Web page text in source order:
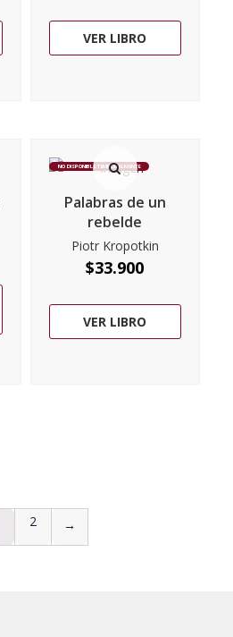
VER LIBRO
NO DISPONIBLE TEMPORALMENTE
Palabras de un
rebelde
Piotr Kropotkin
$33.900
VER LIBRO
2 →